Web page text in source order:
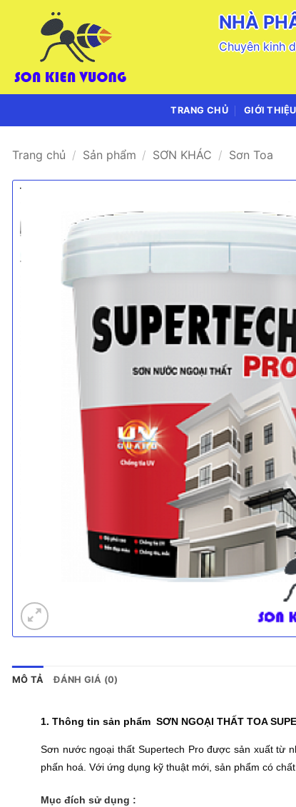
NHÀ
Chuyên kinh
TRANG CHỦ GIỚI THIỆU
Trang chủ / Sản phẩm / SƠN KHÁC / Sơn Toa
MÔ TẢ ĐÁNH GIÁ (0)
1. Thông tin sản phẩm SƠN NGOẠI THẤT TOA
Sơn nước ngoại thất Supertech Pro được sản xuất từ
phấn hoá. Với ứng dụng kỹ thuật mới, sản phẩm có
Mục đích sử dụng :